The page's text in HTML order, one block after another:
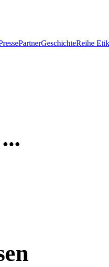
PartnerGeschichteReihe